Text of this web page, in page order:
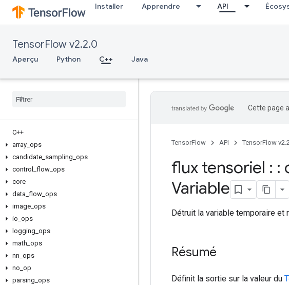
Installer Apprendre API
TensorFlow v2.2.0
Aperçu Python C++ Java
C++
array ops
candidate sampling ops
control
flow ops
core
data flow ops
image ops
io ops
logging ops
math ops
nn ops
no op
parsing ops
Cette page
TensorFlow API TensorFlow
flux tensoriel : :
Variable
Détruit la variable temporaire et
Résumé
Définit la sortie sur la valeur du